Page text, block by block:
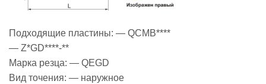
Подходящие пластины: — QCMB****
— Z*GD****-**
Марка резца: — QEGD
Вид точения: — наружное